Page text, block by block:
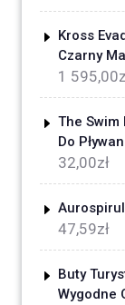
Kross
Czarny
1 595,00
The Swim
Do
32,00zł
47,59zł
Buty
Wygodne